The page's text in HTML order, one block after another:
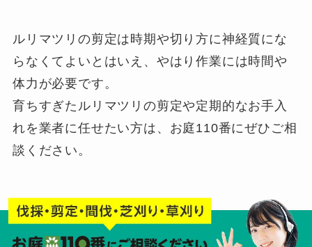
ルリマツリの剪定は時期や切り方に神経質にな
らなくてよいとはいえ、やはり作業には時間や
体力が必要です。
育ちすぎたルリマツリの剪定や定期的なお手入
れを業者に任せたい方は、お庭110番にぜひご相
談ください。